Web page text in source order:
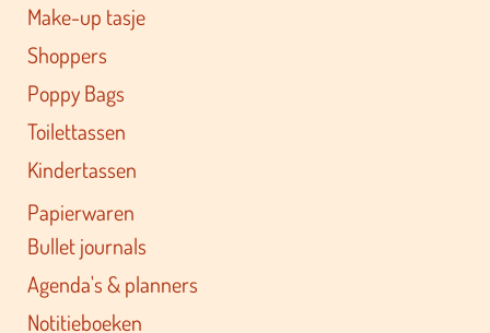
Make-up tasje
Shoppers
Poppy Bags
Toilettassen
Kindertassen
Papierwaren
Bullet journals
Agenda's & planners
Notitieboeken